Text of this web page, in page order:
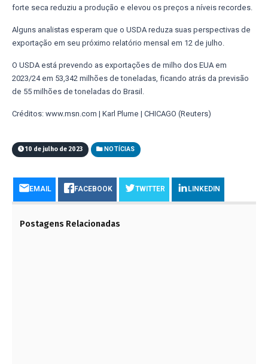
forte seca reduziu a produção e elevou os preços a níveis recordes.
Alguns analistas esperam que o USDA reduza suas perspectivas de
exportação em seu próximo relatório mensal em 12 de julho.
O USDA está prevendo as exportações de milho dos EUA em
2023/24 em 53,342 milhões de toneladas, ficando atrás da previsão
de 55 milhões de toneladas do Brasil.
Créditos: www.msn.com | Karl Plume | CHICAGO (Reuters)
10 de julho de 2023 NOTÍCIAS
EMAIL FACEBOOK TWITTER LINKEDIN
Postagens Relacionadas